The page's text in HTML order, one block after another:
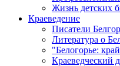
Жизнь детских
Краеведение
Писатели
Литература о
"Белогорье:
Краеведческий